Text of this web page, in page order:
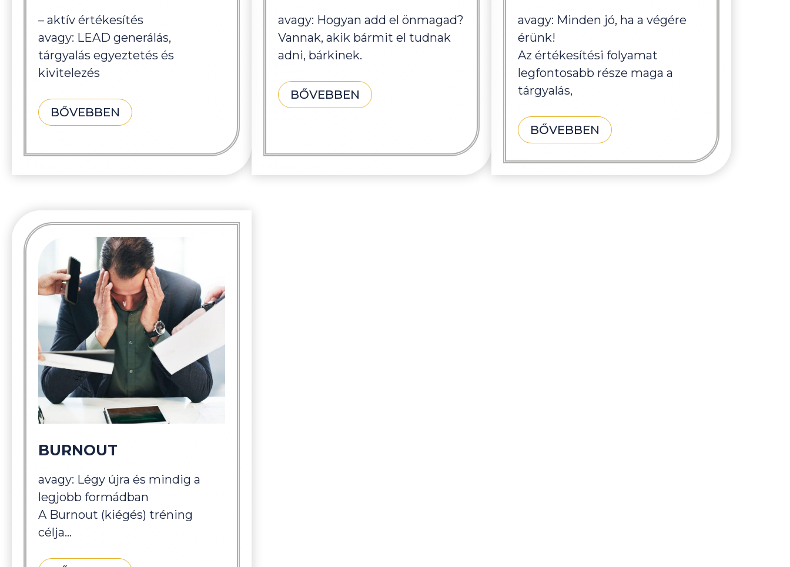
– aktív értékesítés
avagy: LEAD generálás,
tárgyalás egyeztetés és
kivitelezés
BŐVEBBEN
avagy: Hogyan add el önmagad?
Vannak, akik bármit el tudnak
adni, bárkinek.
BŐVEBBEN
avagy: Minden jó, ha a végére
érünk!
Az értékesítési folyamat
legfontosabb része maga a
tárgyalás,
BŐVEBBEN
BURNOUT
avagy: Légy újra és mindig a
legjobb formádban
A Burnout (kiégés) tréning
célja…